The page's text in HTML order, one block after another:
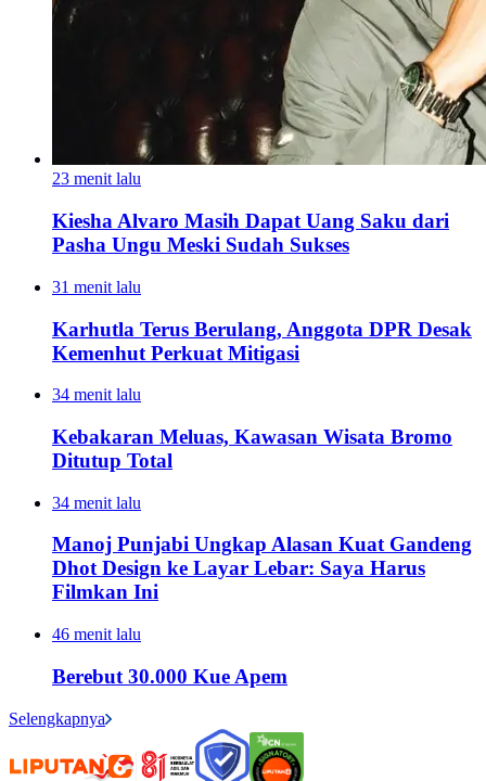
23 menit lalu
Kiesha Alvaro Masih Dapat Uang Saku dari
Pasha Ungu Meski Sudah Sukses
31 menit lalu
Karhutla Terus Berulang, Anggota DPR Desak
Kemenhut Perkuat Mitigasi
34 menit lalu
Kebakaran Meluas, Kawasan Wisata Bromo
Ditutup Total
34 menit lalu
Manoj Punjabi Ungkap Alasan Kuat Gandeng
Dhot Design ke Layar Lebar: Saya Harus
Filmkan Ini
46 menit lalu
Berebut 30.000 Kue Apem
Selengkapnya